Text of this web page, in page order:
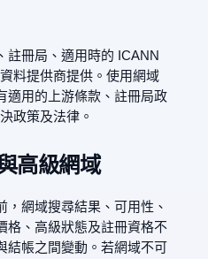
註冊局、適用時的 ICANN
料提供商提供。使用網域
適用的上游條款、註冊局政
政策及法律。
高級網域
網域搜尋結果、可用性、
格、高級狀態及註冊資格不
結帳之間變動。若網域不可